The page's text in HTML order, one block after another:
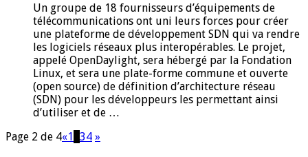
Un groupe de 18 fournisseurs d’équipements de
télécommunications ont uni leurs forces pour créer
une plateforme de développement SDN qui va rendre
les logiciels réseaux plus interopérables. Le projet,
appelé OpenDaylight, sera hébergé par la Fondation
Linux, et sera une plate-forme commune et ouverte
(open source) de définition d’architecture réseau
(SDN) pour les développeurs les permettant ainsi
d’utiliser et de …
Page 2 de 4«1 34 »